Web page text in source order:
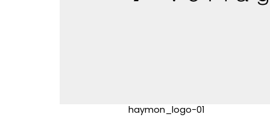
haymon_logo-01